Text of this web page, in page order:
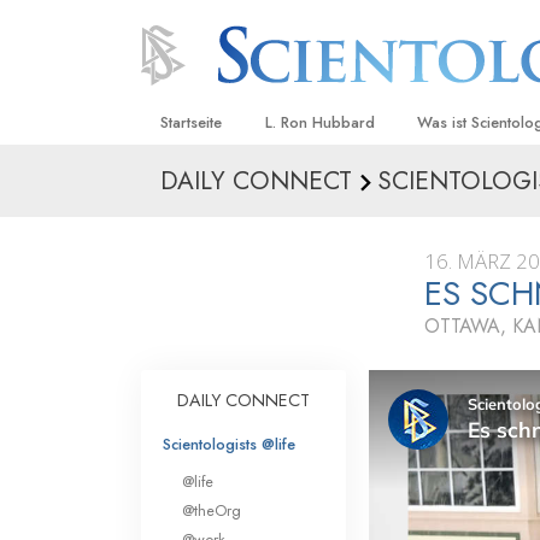
Startseite L. Ron Hubbard Was ist
Anschauungen
Was
sagen
Innerhalb einer
Die
Eine Einführung
DAILY CONNECT
16. MÄRZ
ES
OTTAWA,
DAILY CONNECT
Scientologists @life
@life
@theOrg